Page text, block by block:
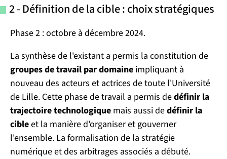
2 - Définition de la cible : choix stratégiques
Phase 2 : octobre à décembre 2024.
La synthèse de l'existant a permis la constitution de
groupes de travail par domaine impliquant à
nouveau des acteurs et actrices de toute l'Université
de Lille. Cette phase de travail a permis dedéfinir la
trajectoire technologique mais aussi dedéfinir la
cibleet la manière d'organiser et gouverner
l'ensemble. La formalisation de la stratégie
numérique et des arbitrages associés a débuté.